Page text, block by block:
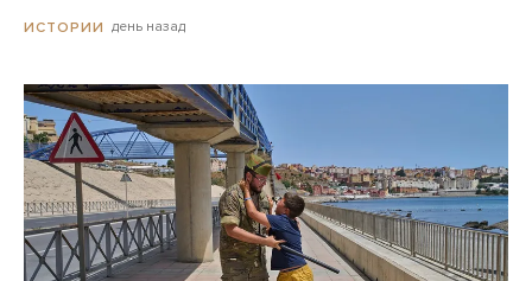
ИСТОРИИ день назад